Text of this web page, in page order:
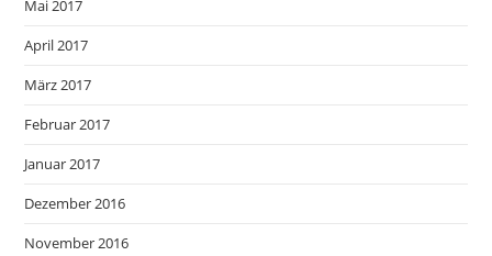
Mai 2017
April 2017
März 2017
Februar 2017
Januar 2017
Dezember 2016
November 2016